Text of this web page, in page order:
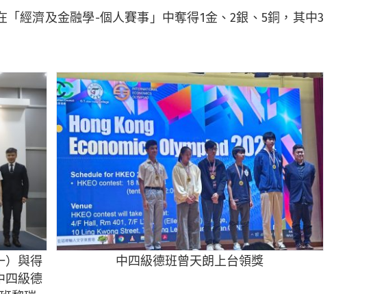
經濟及金融學-個人賽事」中奪得1金、2銀、5銅，其中3
）與得
四級德
中四級德班曾天朗上台領獎